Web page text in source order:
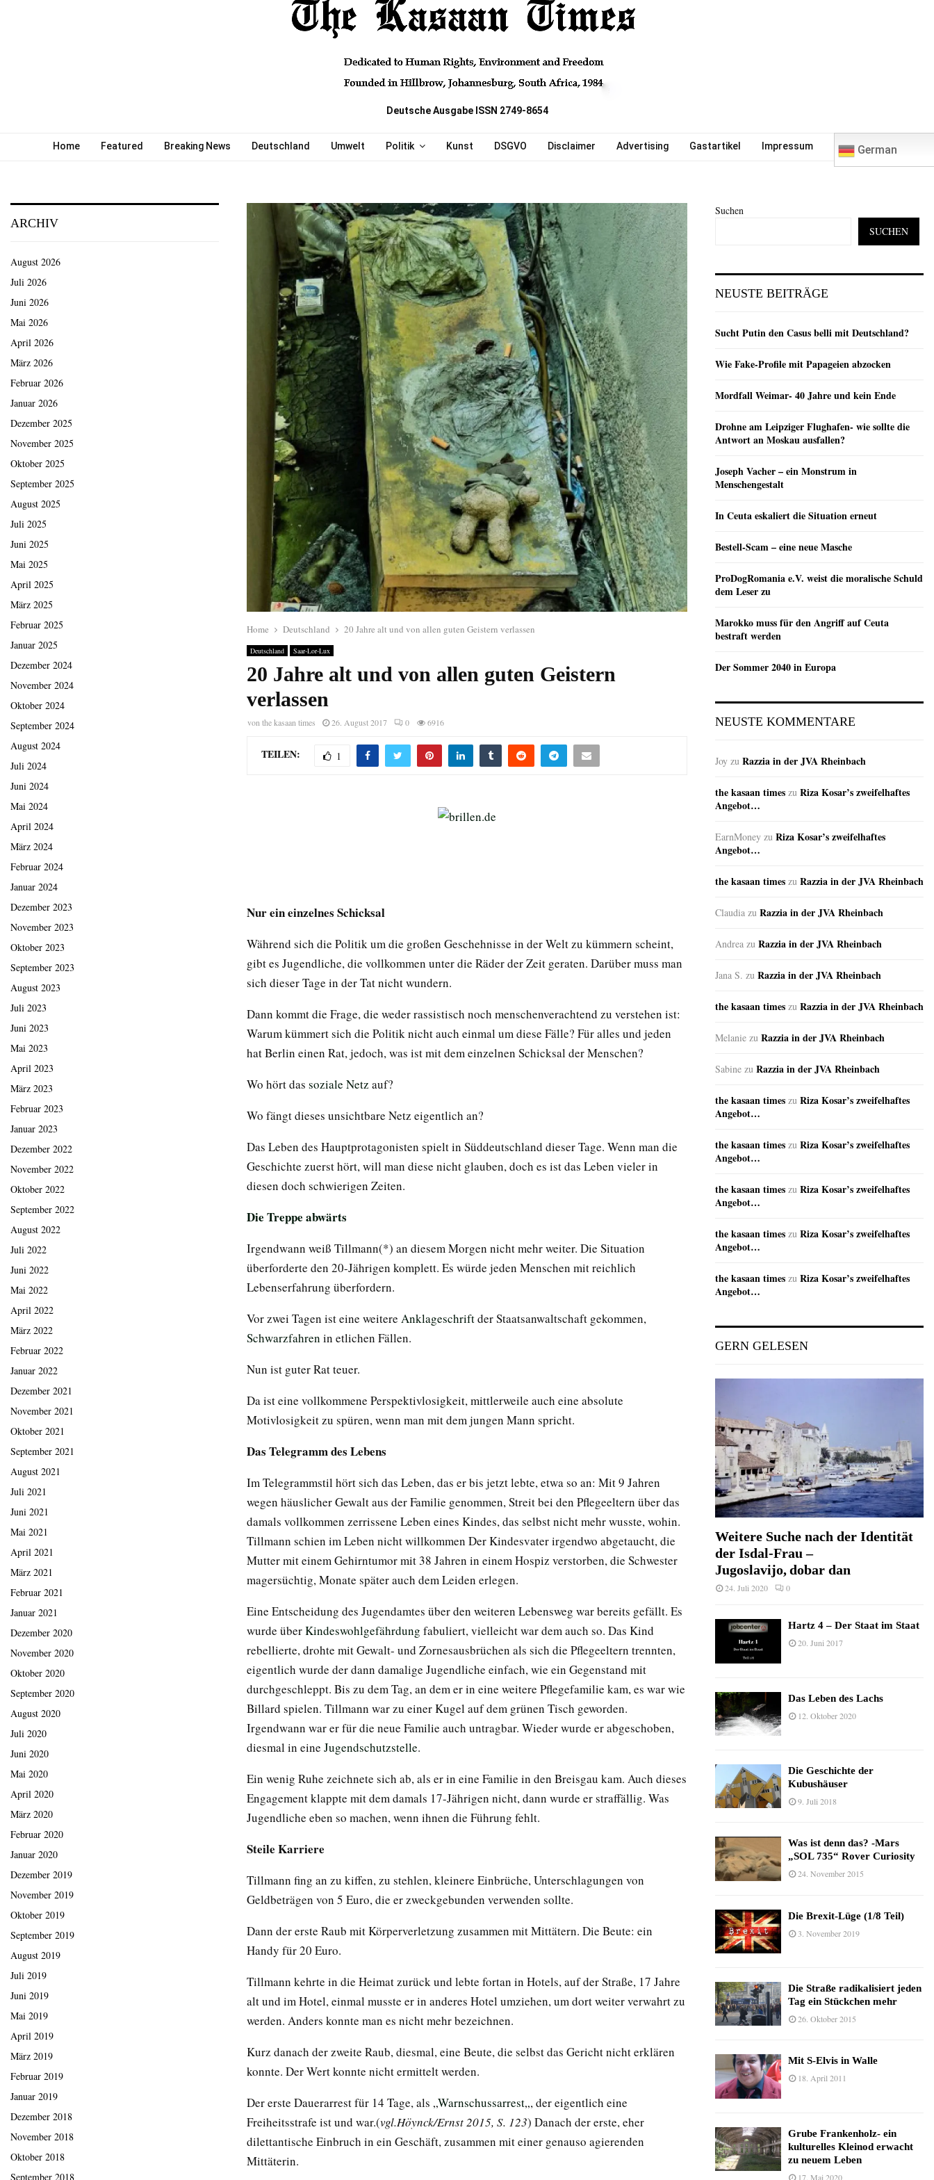
Deutsche Ausgabe ISSN 2749-8654
Home Featured Breaking News Deutschland Umwelt Politik Kunst DSGVO Disclaimer Advertising Gastartikel Impressum German
Home Deutschland 20 Jahre alt und von allen guten Geistern verlassen
Deutschland Saar-Lor-Lux
20 Jahre alt und von allen guten Geistern
verlassen
von the kasaan times 26. August 2017 0 6916
TEILEN: 1
Nur ein einzelnes Schicksal
Während sich die Politik um die großen Geschehnisse in der Welt zu kümmern scheint,
gibt es Jugendliche, die vollkommen unter die Räder der Zeit geraten. Darüber muss man
sich dieser Tage in der Tat nicht wundern.
Dann kommt die Frage, die weder rassistisch noch menschenverachtend zu verstehen ist:
Warum kümmert sich die Politik nicht auch einmal um diese Fälle? Für alles und jeden
hat Berlin einen Rat, jedoch, was ist mit dem einzelnen Schicksal der Menschen?
Wo hört das soziale Netz auf?
Wo fängt dieses unsichtbare Netz eigentlich an?
Das Leben des Hauptprotagonisten spielt in Süddeutschland dieser Tage. Wenn man die
Geschichte zuerst hört, will man diese nicht glauben, doch es ist das Leben vieler in
diesen doch schwierigen Zeiten.
Die Treppe abwärts
Irgendwann weiß Tillmann(*) an diesem Morgen nicht mehr weiter. Die Situation
überforderte den 20-Jährigen komplett. Es würde jeden Menschen mit reichlich
Lebenserfahrung überfordern.
Vor zwei Tagen ist eine weitere Anklageschriftder Staatsanwaltschaft gekommen,
Schwarzfahren in etlichen Fällen.
Nun ist guter Rat teuer.
Da ist eine vollkommene Perspektivlosigkeit, mittlerweile auch eine absolute
Motivlosigkeit zu spüren, wenn man mit dem jungen Mann spricht.
Das Telegramm des Lebens
Im Telegrammstil hört sich das Leben, das er bis jetzt lebte, etwa so an: Mit 9 Jahren
wegen häuslicher Gewalt aus der Familie genommen, Streit bei den Pflegeeltern über das
damals vollkommen zerrissene Leben eines Kindes, das selbst nicht mehr wusste, wohin.
Tillmann schien im Leben nicht willkommen Der Kindesvater irgendwo abgetaucht, die
Mutter mit einem Gehirntumor mit 38 Jahren in einem Hospiz verstorben, die Schwester
magersüchtig, Monate später auch dem Leiden erlegen.
Eine Entscheidung des Jugendamtes über den weiteren Lebensweg war bereits gefällt. Es
wurde überKindeswohlgefährdung fabuliert, vielleicht war dem auch so. Das Kind
rebellierte, drohte mit Gewalt- und Zornesausbrüchen als sich die Pflegeeltern trennten,
eigentlich wurde der dann damalige Jugendliche einfach, wie ein Gegenstand mit
durchgeschleppt. Bis zu dem Tag, an dem er in eine weitere Pflegefamilie kam, es war wie
Billard spielen. Tillmann war zu einer Kugel auf dem grünen Tisch geworden.
Irgendwann war er für die neue Familie auch untragbar. Wieder wurde er abgeschoben,
diesmal in eine Jugendschutzstelle.
Ein wenig Ruhe zeichnete sich ab, als er in eine Familie in den Breisgau kam. Auch dieses
Engagement klappte mit dem damals 17-Jährigen nicht, dann wurde er straffällig. Was
Jugendliche eben so machen, wenn ihnen die Führung fehlt.
Steile Karriere
Tillmann fing an zu kiffen, zu stehlen, kleinere Einbrüche, Unterschlagungen von
Geldbeträgen von 5 Euro, die er zweckgebunden verwenden sollte.
Dann der erste Raub mit Körperverletzung zusammen mit Mittätern. Die Beute: ein
Handy für 20 Euro.
Tillmann kehrte in die Heimat zurück und lebte fortan in Hotels, auf der Straße, 17 Jahre
alt und im Hotel, einmal musste er in anderes Hotel umziehen, um dort weiter verwahrt zu
werden. Anders konnte man es nicht mehr bezeichnen.
Kurz danach der zweite Raub, diesmal, eine Beute, die selbst das Gericht nicht erklären
konnte. Der Wert konnte nicht ermittelt werden.
Der erste Dauerarrest für 14 Tage, als „Warnschussarrest„, der eigentlich eine
Freiheitsstrafe ist und war.(vgl.Höynck/Ernst 2015, S. 123) Danach der erste, eher
dilettantische Einbruch in ein Geschäft, zusammen mit einer genauso agierenden
Mittäterin.
ARCHIV
August 2026
Juli 2026
Juni 2026
Mai 2026
April 2026
März 2026
Februar 2026
Januar 2026
Dezember 2025
November 2025
Oktober 2025
September 2025
August 2025
Juli 2025
Juni 2025
Mai 2025
April 2025
März 2025
Februar 2025
Januar 2025
Dezember 2024
November 2024
Oktober 2024
September 2024
August 2024
Juli 2024
Juni 2024
Mai 2024
April 2024
März 2024
Februar 2024
Januar 2024
Dezember 2023
November 2023
Oktober 2023
September 2023
August 2023
Juli 2023
Juni 2023
Mai 2023
April 2023
März 2023
Februar 2023
Januar 2023
Dezember 2022
November 2022
Oktober 2022
September 2022
August 2022
Juli 2022
Juni 2022
Mai 2022
April 2022
März 2022
Februar 2022
Januar 2022
Dezember 2021
November 2021
Oktober 2021
September 2021
August 2021
Juli 2021
Juni 2021
Mai 2021
April 2021
März 2021
Februar 2021
Januar 2021
Dezember 2020
November 2020
Oktober 2020
September 2020
August 2020
Juli 2020
Juni 2020
Mai 2020
April 2020
März 2020
Februar 2020
Januar 2020
Dezember 2019
November 2019
Oktober 2019
September 2019
August 2019
Juli 2019
Juni 2019
Mai 2019
April 2019
März 2019
Februar 2019
Januar 2019
Dezember 2018
November 2018
Oktober 2018
September 2018
Suchen
SUCHEN
NEUSTE BEITRÄGE
Sucht Putin den Casus belli mit Deutschland?
Wie Fake-Profile mit Papageien abzocken
Mordfall Weimar- 40 Jahre und kein Ende
Drohne am Leipziger Flughafen- wie sollte die
Antwort an Moskau ausfallen?
Joseph Vacher – ein Monstrum in
Menschengestalt
In Ceuta eskaliert die Situation erneut
Bestell-Scam – eine neue Masche
ProDogRomania e.V. weist die moralische Schuld
dem Leser zu
Marokko muss für den Angriff auf Ceuta
bestraft werden
Der Sommer 2040 in Europa
NEUSTE KOMMENTARE
Joy zu Razzia in der JVA Rheinbach
the kasaan times zu Riza Kosar’s zweifelhaftes
Angebot…
EarnMoney zu Riza Kosar’s zweifelhaftes
Angebot…
the kasaan times zu Razzia in der JVA Rheinbach
Claudia zu Razzia in der JVA Rheinbach
Andrea zu Razzia in der JVA Rheinbach
Jana S. zu Razzia in der JVA Rheinbach
the kasaan times zu Razzia in der JVA Rheinbach
Melanie zu Razzia in der JVA Rheinbach
Sabine zu Razzia in der JVA Rheinbach
the kasaan times zu Riza Kosar’s zweifelhaftes
Angebot…
the kasaan times zu Riza Kosar’s zweifelhaftes
Angebot…
the kasaan times zu Riza Kosar’s zweifelhaftes
Angebot…
the kasaan times zu Riza Kosar’s zweifelhaftes
Angebot…
the kasaan times zu Riza Kosar’s zweifelhaftes
Angebot…
GERN GELESEN
Weitere Suche nach der Identität
der Isdal-Frau –
Jugoslavijo, dobar dan
24. Juli 2020 0
Hartz 4 – Der Staat im Staat
20. Juni 2017
Das Leben des Lachs
12. Oktober 2020
Die Geschichte der
Kubushäuser
9. Juli 2018
Was ist denn das? -Mars
„SOL 735“ Rover Curiosity
24. November 2015
Die Brexit-Lüge (1/8 Teil)
3. November 2019
Die Straße radikalisiert jeden
Tag ein Stückchen mehr
26. Oktober 2015
Mit S-Elvis in Walle
18. April 2011
Grube Frankenholz- ein
kulturelles Kleinod erwacht
zu neuem Leben
17. Mai 2020